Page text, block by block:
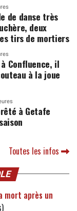
de danse très
deux
tirs de mortiers
Confluence, il
à la joue
à Getafe
Toutes les infos
mort après un